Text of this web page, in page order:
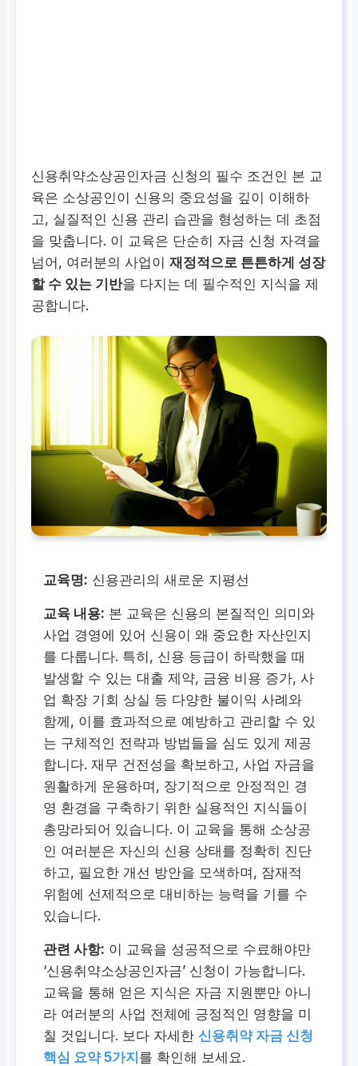
신용취약소상공인자금 신청의 필수 조건인 본 교
육은 소상공인이 신용의 중요성을 깊이 이해하
고, 실질적인 신용 관리 습관을 형성하는 데 초점
을 맞춥니다. 이 교육은 단순히 자금 신청 자격을
넘어, 여러분의 사업이재정적으로 튼튼하게 성장
할 수 있는 기반을 다지는 데 필수적인 지식을 제
공합니다.
교육명: 신용관리의 새로운 지평선
교육 내용: 본 교육은 신용의 본질적인 의미와
사업 경영에 있어 신용이 왜 중요한 자산인지
를 다룹니다. 특히, 신용 등급이 하락했을 때
발생할 수 있는 대출 제약, 금융 비용 증가, 사
업 확장 기회 상실 등 다양한 불이익 사례와
함께, 이를 효과적으로 예방하고 관리할 수 있
는 구체적인 전략과 방법들을 심도 있게 제공
합니다. 재무 건전성을 확보하고, 사업 자금을
원활하게 운용하며, 장기적으로 안정적인 경
영 환경을 구축하기 위한 실용적인 지식들이
총망라되어 있습니다. 이 교육을 통해 소상공
인 여러분은 자신의 신용 상태를 정확히 진단
하고, 필요한 개선 방안을 모색하며, 잠재적
위험에 선제적으로 대비하는 능력을 기를 수
있습니다.
관련 사항: 이 교육을 성공적으로 수료해야만
‘신용취약소상공인자금’ 신청이 가능합니다.
교육을 통해 얻은 지식은 자금 지원뿐만 아니
라 여러분의 사업 전체에 긍정적인 영향을 미
칠 것입니다. 보다 자세한 신용취약 자금 신청
핵심 요약 5가지를 확인해 보세요.